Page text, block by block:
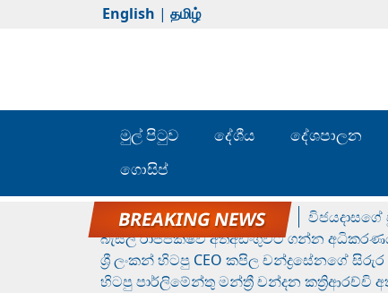
English | தமிழ்
මුල් පිටුව දේශීය දේශපාලන
ගොසිප්
රන් ගෙනා රුමේෂ්ගේ හෙල්ලය විජයදාසගේ
බැසිල් රාජපක්ෂව අත්අඩංගුවට ගන්න
ශ්‍රී ලංකන් හිටපු CEO කපිල චන්ද්‍රසේනගේ
හිටපු පාර්ලිමේන්තු මන්ත්‍රී චන්දන කත්‍රිආරච්චි